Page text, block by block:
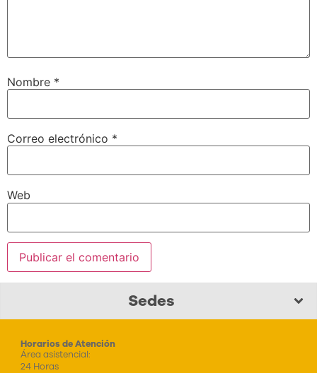
Nombre *
Correo electrónico *
Web
Sedes
Horarios de Atención
Área asistencial:
24 Horas